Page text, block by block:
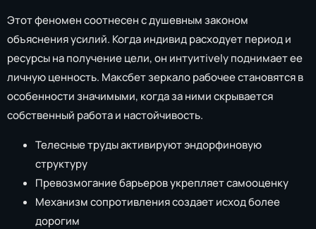
Этот феномен соотнесен с душевным законом
объяснения усилий. Когда индивид расходует период и
ресурсы на получение цели, он интуитively поднимает ее
личную ценность. Максбет зеркало рабочее становятся в
особенности значимыми, когда за ними скрывается
собственный работа и настойчивость.
Телесные труды активируют эндорфиновую
структуру
Превозмогание барьеров укрепляет самооценку
Механизм сопротивления создает исход более
дорогим